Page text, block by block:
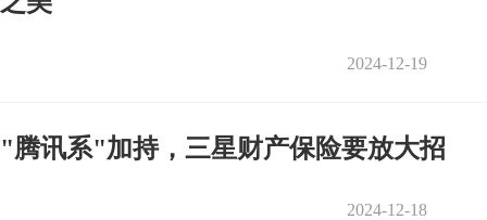
2024-12-19
"腾讯系"加持，三星财产保险要放大招
2024-12-18